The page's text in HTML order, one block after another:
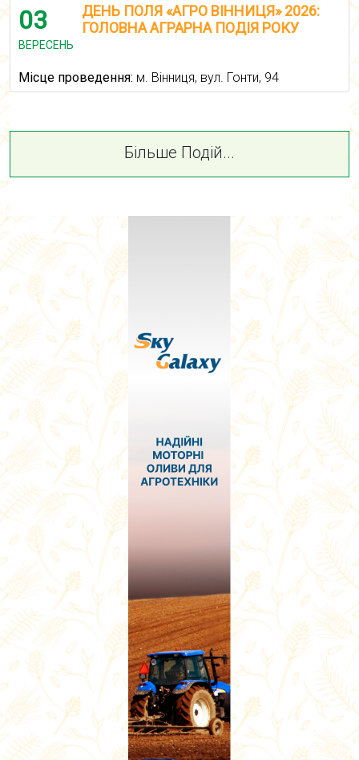
03
ВЕРЕСЕНЬ
ДЕНЬ ПОЛЯ «АГРО ВІННИЦЯ» 2026:
ГОЛОВНА АГРАРНА ПОДІЯ РОКУ
Місце проведення: м. Вінниця, вул. Гонти, 94
Більше Подій...